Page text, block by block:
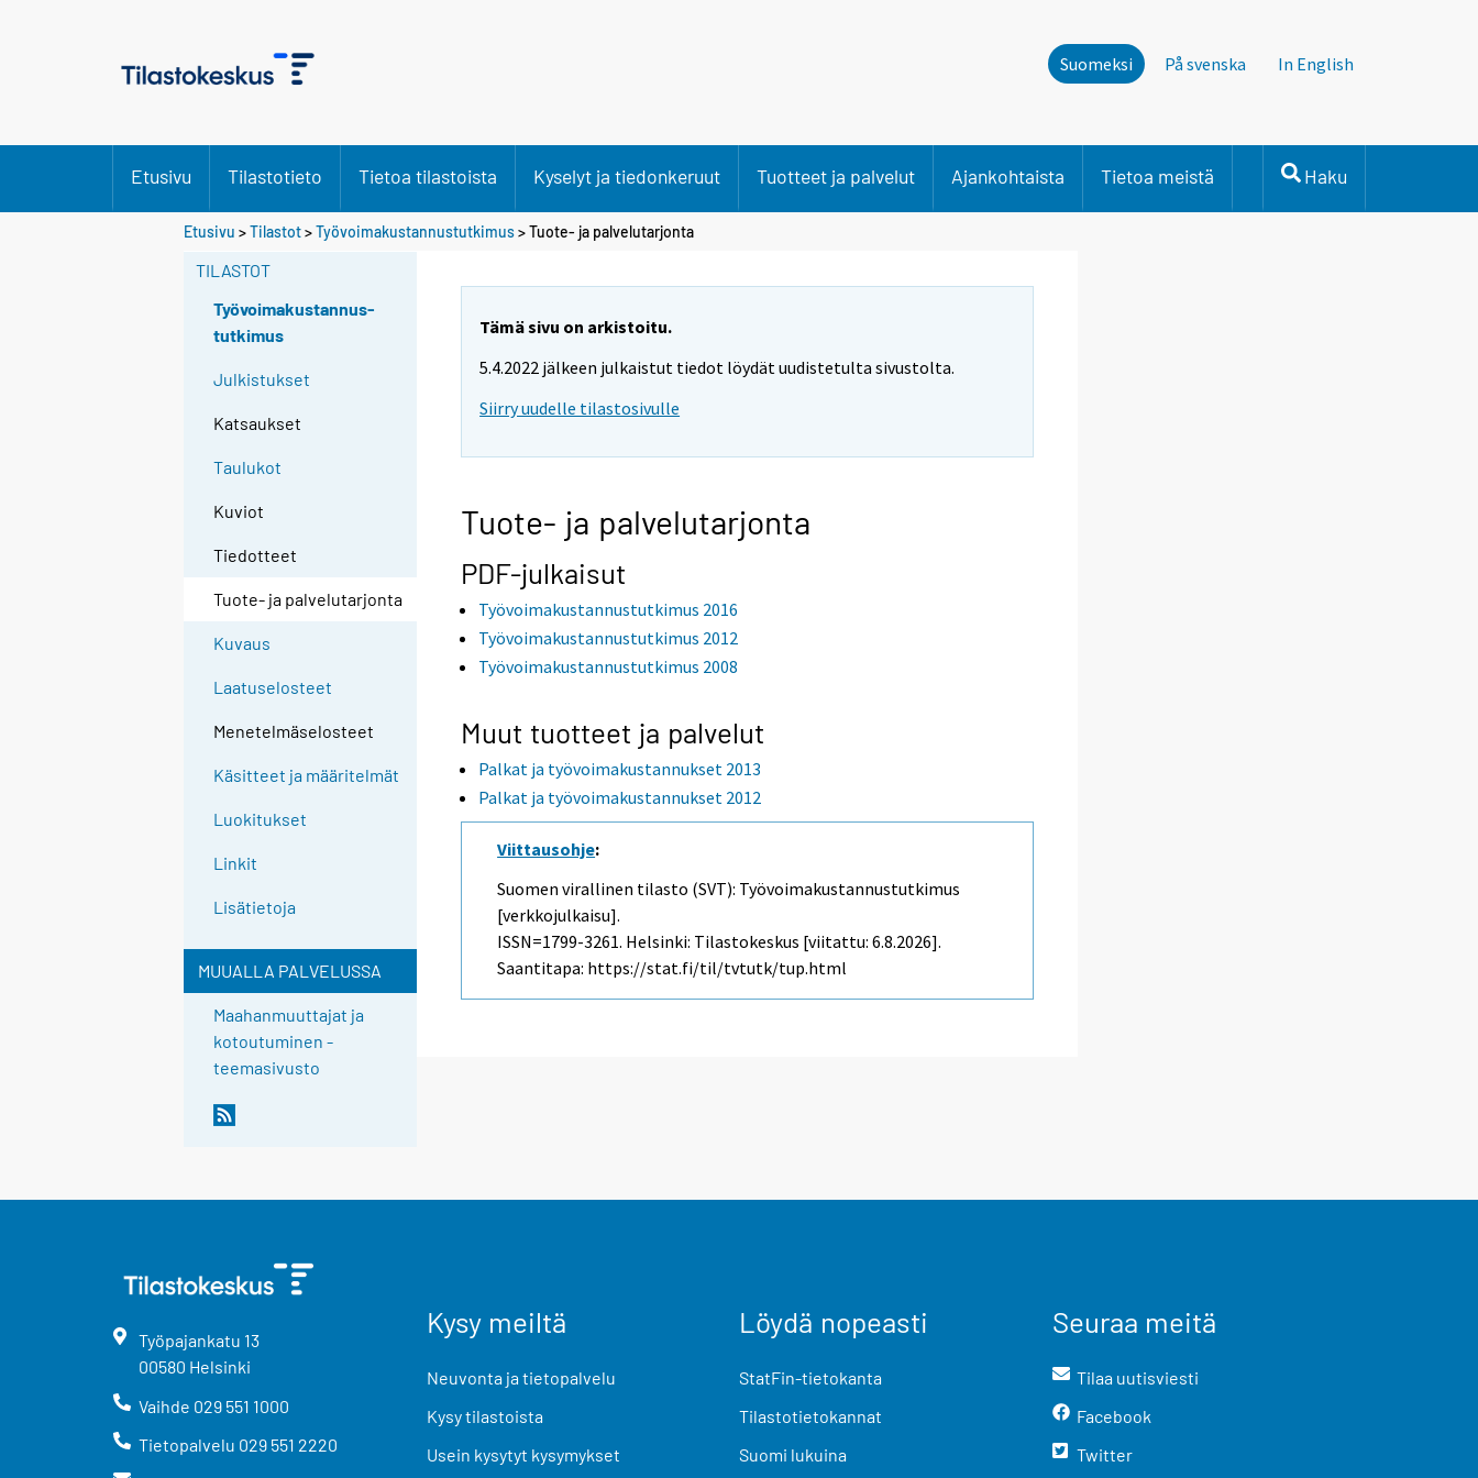
Suomeksi På svenska In English
Etusivu Tilastotieto Tietoa tilastoista Kyselyt ja tiedonkeruut Tuotteet ja palvelut Ajankohtaista Tietoa meistä Haku
Etusivu >Tilastot>Työvoimakustannustutkimus> Tuote- ja palvelutarjonta
TILASTOT
Työvoimakustannus-
tutkimus
Julkistukset
Katsaukset
Taulukot
Kuviot
Tiedotteet
Tuote- ja palvelutarjonta
Kuvaus
Laatuselosteet
Menetelmäselosteet
Käsitteet ja määritelmät
Luokitukset
Linkit
Lisätietoja
MUUALLA PALVELUSSA
Maahanmuuttajat ja
kotoutuminen -
teemasivusto
Tämä sivu on arkistoitu.
5.4.2022 jälkeen julkaistut tiedot löydät uudistetulta sivustolta.
Siirry uudelle tilastosivulle
Tuote- ja palvelutarjonta
PDF-julkaisut
Työvoimakustannustutkimus 2016
Työvoimakustannustutkimus 2012
Työvoimakustannustutkimus 2008
Muut tuotteet ja palvelut
Palkat ja työvoimakustannukset 2013
Palkat ja työvoimakustannukset 2012
Viittausohje:
Suomen virallinen tilasto (SVT): Työvoimakustannustutkimus
[verkkojulkaisu].
ISSN=1799-3261. Helsinki: Tilastokeskus [viitattu: 6.8.2026].
Saantitapa: https://stat.fi/til/tvtutk/tup.html
Työpajankatu 13
00580 Helsinki
Vaihde 029 551 1000
Tietopalvelu 029 551 2220
Kysy meiltä
Neuvonta ja tietopalvelu
Kysy tilastoista
Usein kysytyt kysymykset
Löydä nopeasti
StatFin-tietokanta
Tilastotietokannat
Suomi lukuina
Seuraa meitä
Tilaa uutisviesti
Facebook
Twitter